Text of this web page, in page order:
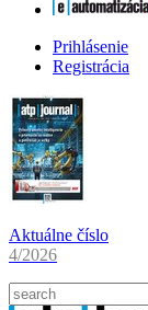
Prihlásenie
Registrácia
Aktuálne číslo
4/2026